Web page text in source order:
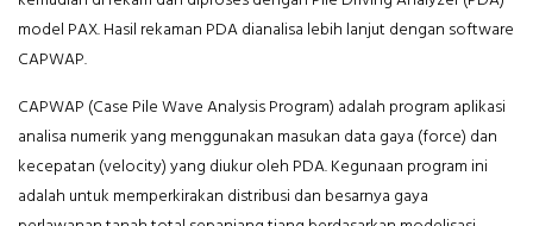
model PAX. Hasil rekaman PDA dianalisa lebih lanjut dengan software
CAPWAP.
CAPWAP (Case Pile Wave Analysis Program) adalah program aplikasi
analisa numerik yang menggunakan masukan data gaya (force) dan
kecepatan (velocity) yang diukur oleh PDA. Kegunaan program ini
adalah untuk memperkirakan distribusi dan besarnya gaya